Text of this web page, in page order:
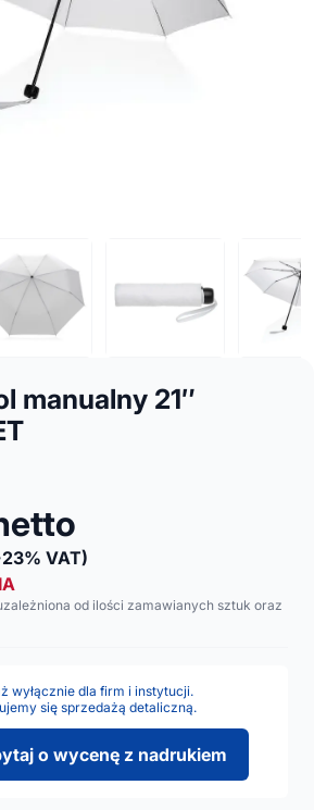
manualny 21″
VAT)
od ilości zamawianych sztuk oraz
wyłącznie dla firm i instytucji.
się sprzedażą detaliczną.
o wycenę z nadrukiem